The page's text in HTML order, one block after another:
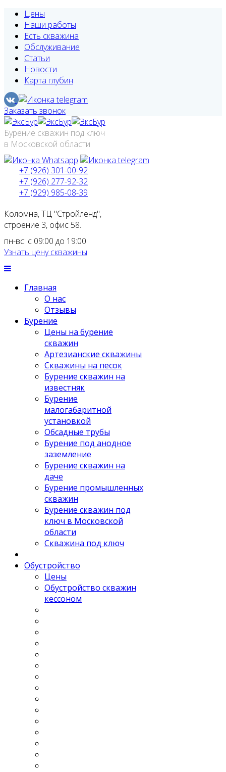
Цены
Наши работы
Есть скважина
Обслуживание
Статьи
Новости
Карта глубин
Заказать звонок
Бурение скважин под ключ
в Московской области
+7 (926) 301-00-92
+7 (926) 277-92-32
+7 (929) 985-08-39
Коломна, ТЦ "Стройленд",
строение 3, офис 58.
пн-вс: с 09:00 до 19:00
Узнать цену скважины
Главная
О нас
Отзывы
Бурение
Цены на бурение
скважин
Артезианские скважины
Скважины на песок
Бурение скважин на
известняк
Бурение
малогабаритной
установкой
Обсадные трубы
Бурение под анодное
заземление
Бурение скважин на
даче
Бурение промышленных
скважин
Бурение скважин под
ключ в Московской
области
Скважина под ключ
Обустройство
Цены
Обустройство скважин
кессоном